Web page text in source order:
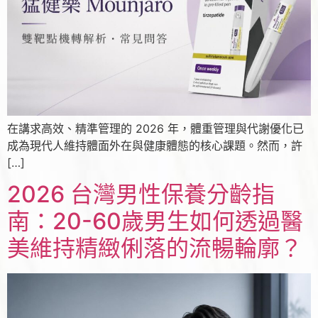
在講求高效、精準管理的 2026 年，體重管理與代謝優化已
成為現代人維持體面外在與健康體態的核心課題。然而，許
[…]
2026 台灣男性保養分齡指
南：20-60歲男生如何透過醫
美維持精緻俐落的流暢輪廓？